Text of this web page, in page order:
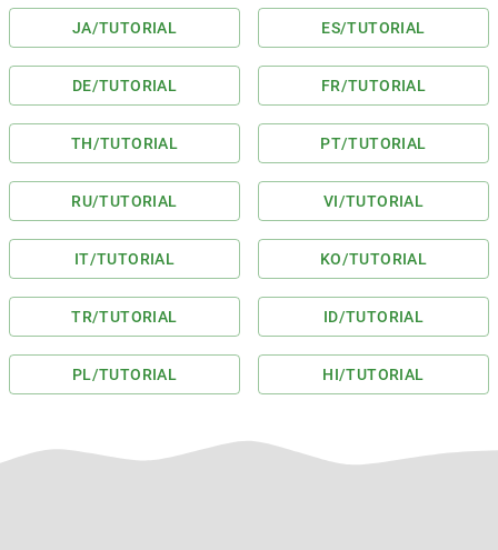
JA/TUTORIAL ES/TUTORIAL
DE/TUTORIAL FR/TUTORIAL
TH/TUTORIAL PT/TUTORIAL
RU/TUTORIAL VI/TUTORIAL
IT/TUTORIAL KO/TUTORIAL
TR/TUTORIAL ID/TUTORIAL
PL/TUTORIAL HI/TUTORIAL